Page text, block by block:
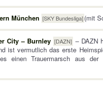
München [SKY Bundesliga](mit
City – Burnley [DAZN] – DAZN
ist vermutlich das erste
einen Trauermarsch aus der